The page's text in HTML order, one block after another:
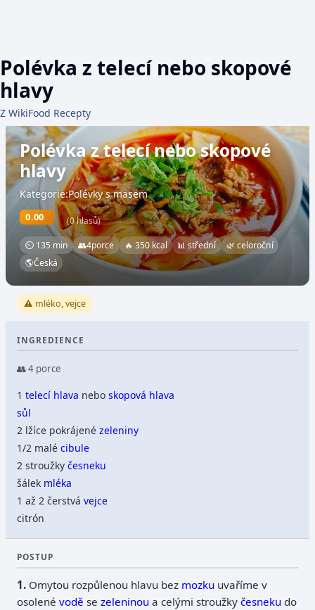
Polévka z telecí nebo skopové
hlavy
Z WikiFood Recepty
Polévka z telecí nebo skopové
hlavy
Kategorie:Polévky s masem
0.00 (0 hlasů)
⏲ 135 min 👥4porce 🔥 350 kcal 📊 střední
🌿 celoroční
🌎Česká
⚠️ mléko, vejce
INGREDIENCE
👥 4 porce
1telecí hlava neboskopová hlava
sůl
2 lžíce pokrájenézeleniny
1/2 malécibule
2 stroužkyčesneku
šálek mléka
1 až 2 čerstvávejce
citrón
POSTUP
Omytou rozpůlenou hlavu bez mozku uvaříme v
osolenévodě sezeleninou a celými stroužkyčesneku do